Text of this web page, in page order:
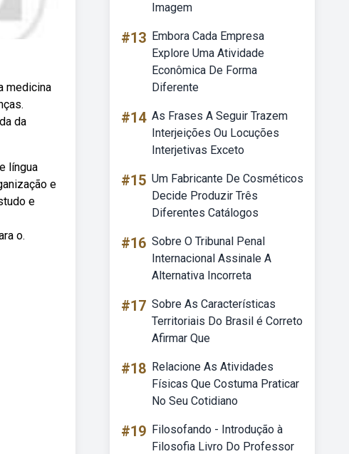
medicina
da
língua
e
e
o.
Imagem
#13 Embora Cada Empresa
Explore Uma Atividade
Econômica De Forma
Diferente
#14 As Frases A Seguir Trazem
Interjeições Ou Locuções
Interjetivas Exceto
#15 Um Fabricante De Cosméticos
Decide Produzir Três
Diferentes Catálogos
#16 Sobre O Tribunal Penal
Internacional Assinale A
Alternativa Incorreta
#17 Sobre As Características
Territoriais Do Brasil é Correto
Afirmar Que
#18 Relacione As Atividades
Físicas Que Costuma Praticar
No Seu Cotidiano
#19 Filosofando - Introdução à
Filosofia Livro Do Professor